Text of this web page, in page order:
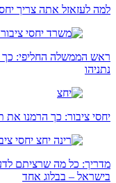
למה לעזאזל אתה צריך
ראש הממשלה החליפי:
נתניהו
יחסי ציבור: כך הרמנו
מדריך: כל מה שרציתם
בישראל – בבלוג אחד